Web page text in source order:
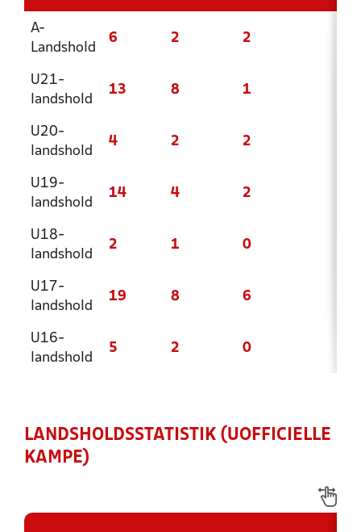
A-
Landshold
6 2 2
U21-
landshold
13 8 1
U20-
landshold
4 2 2
U19-
landshold
14 4 2
U18-
landshold
2 1 0
U17-
landshold
19 8 6
U16-
landshold
5 2 0
LANDSHOLDSSTATISTIK (UOFFICIELLE
KAMPE)